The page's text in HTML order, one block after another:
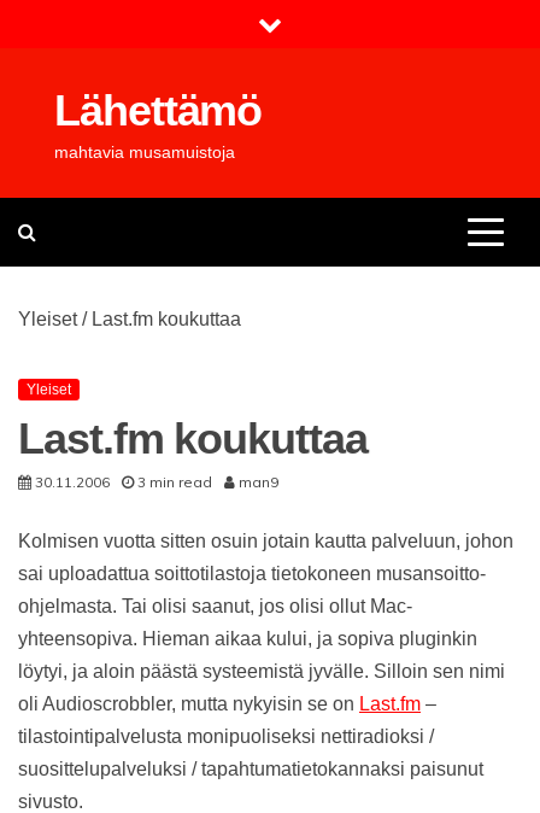
Lähettämö
mahtavia musamuistoja
Yleiset/ Last.fm koukuttaa
Yleiset
Last.fm koukuttaa
30.11.2006 3 min read man9
Kolmisen vuotta sitten osuin jotain kautta palveluun, johon
sai uploadattua soittotilastoja tietokoneen musansoitto-
ohjelmasta. Tai olisi saanut, jos olisi ollut Mac-
yhteensopiva. Hieman aikaa kului, ja sopiva pluginkin
löytyi, ja aloin päästä systeemistä jyvälle. Silloin sen nimi
oli Audioscrobbler, mutta nykyisin se on Last.fm –
tilastointipalvelusta monipuoliseksi nettiradioksi /
suosittelupalveluksi / tapahtumatietokannaksi paisunut
sivusto.